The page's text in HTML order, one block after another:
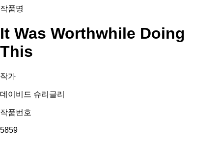
작품명
It Was Worthwhile Doing
This
작가
데이비드 슈리글리
작품번호
5859